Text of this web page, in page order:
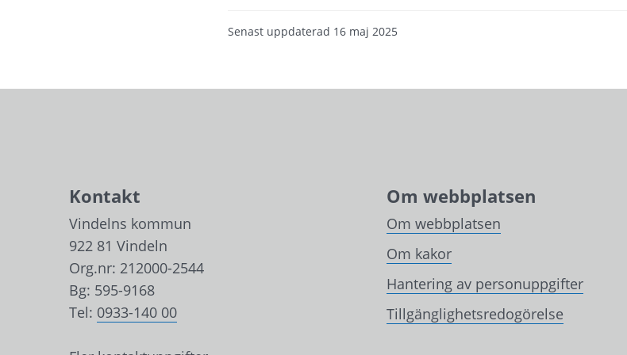
Senast uppdaterad 16 maj 2025
Kontakt
Vindelns kommun
922 81 Vindeln
Org.nr: 212000-2544
Bg: 595-9168
Tel: 0933-140 00
Om webbplatsen
Om webbplatsen
Om kakor
Hantering av personuppgifter
Tillgänglighetsredogörelse